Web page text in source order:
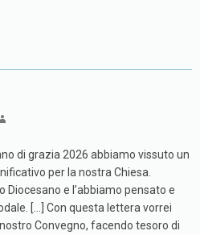
di grazia 2026 abbiamo vissuto un
per la nostra Chiesa.
Diocesano e l’abbiamo pensato e
[…] Con questa lettera vorrei
Convegno, facendo tesoro di